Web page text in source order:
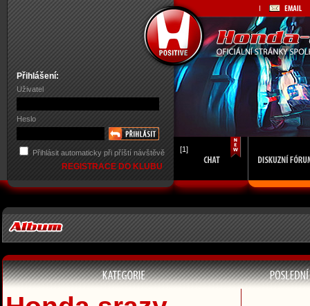
Přihlášení:
Uživatel
Heslo
Přihlásit automaticky při příští návštěvě
REGISTRACE DO KLUBU
[1]